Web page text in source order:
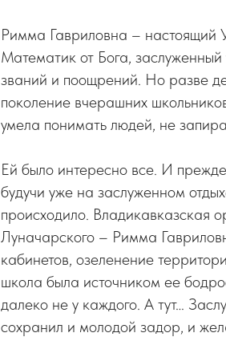
Римма Гавриловна – настоящий
Математик от Бога,
званий и поощрений. Но разве
поколение вчерашних
умела понимать людей, не
Ей было интересно все. И
будучи уже на заслуженном
происходило.
Луначарского – Римма
кабинетов, озеленение
школа была источником ее
далеко не у каждого. А тут…
сохранил и молодой задор, и